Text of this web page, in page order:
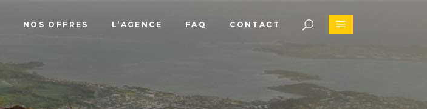
NOS OFFRES L’AGENCE FAQ CONTACT